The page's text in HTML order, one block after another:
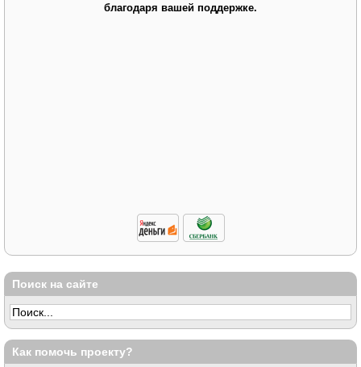
благодаря вашей поддержке.
Поиск на сайте
Как помочь проекту?